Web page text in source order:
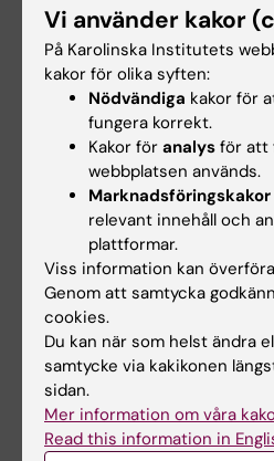
Momentet omfattar:
Bildandet av
Embryonal- och
inklusive avvikelser i
förloppet med
tandläkare.
Arbetsformer
Föreläsningar, digitala
uppföljande seminarier
seminarier, quizer,
laborationer.
Vi använder kakor
På Karolinska Institutets
kakor för olika syften:
Nödvändiga kakor för
fungera korrekt.
Kakor för analys för att
webbplatsen används.
Marknadsföringskakor
relevant innehåll och
plattformar.
Viss information kan
Genom att samtycka
cookies.
Du kan när som helst ändra
samtycke via kakikonen
sidan.
Mer information om våra
Read this information in